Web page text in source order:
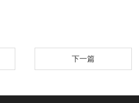
下一篇